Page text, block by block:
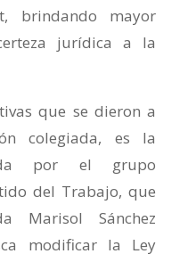
brindando mayor
jurídica a la
que se dieron a
colegiada, es la
por el grupo
del Trabajo, que
Marisol Sánchez
modificar la Ley